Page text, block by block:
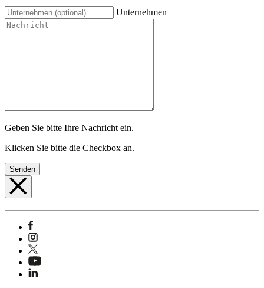
Unternehmen
Geben Sie bitte Ihre Nachricht ein.
Klicken Sie bitte die Checkbox an.
Senden